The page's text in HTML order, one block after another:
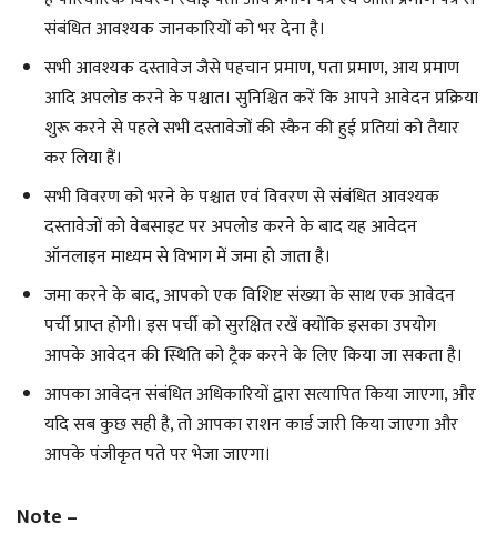
संबंधित आवश्यक जानकारियों को भर देना है।
सभी आवश्यक दस्तावेज जैसे पहचान प्रमाण, पता प्रमाण, आय प्रमाण
आदि अपलोड करने के पश्चात। सुनिश्चित करें कि आपने आवेदन प्रक्रिया
शुरू करने से पहले सभी दस्तावेजों की स्कैन की हुई प्रतियां को तैयार
कर लिया हैं।
सभी विवरण को भरने के पश्चात एवं विवरण से संबंधित आवश्यक
दस्तावेजों को वेबसाइट पर अपलोड करने के बाद यह आवेदन
ऑनलाइन माध्यम से विभाग में जमा हो जाता है।
जमा करने के बाद, आपको एक विशिष्ट संख्या के साथ एक आवेदन
पर्ची प्राप्त होगी। इस पर्ची को सुरक्षित रखें क्योंकि इसका उपयोग
आपके आवेदन की स्थिति को ट्रैक करने के लिए किया जा सकता है।
आपका आवेदन संबंधित अधिकारियों द्वारा सत्यापित किया जाएगा, और
यदि सब कुछ सही है, तो आपका राशन कार्ड जारी किया जाएगा और
आपके पंजीकृत पते पर भेजा जाएगा।
Note –